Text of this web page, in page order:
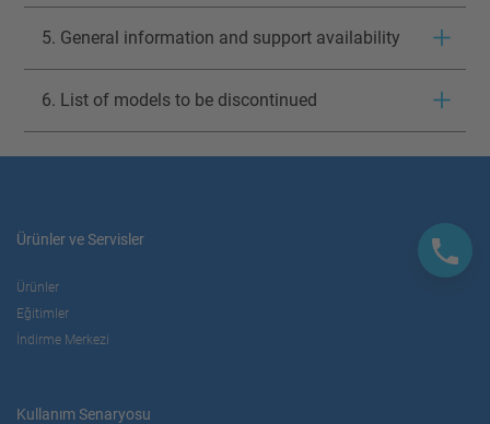
5. General information and support availability
6. List of models to be discontinued
Ürünler ve Servisler
Ürünler
Eğitimler
İndirme Merkezi
Kullanım Senaryosu